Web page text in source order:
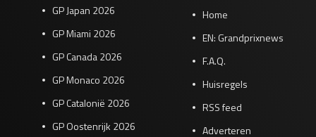
GP Japan 2026
GP Miami 2026
GP Canada 2026
GP Monaco 2026
GP Catalonië 2026
GP Oostenrijk 2026
Home
EN: Grandprixnews
F.A.Q.
Huisregels
RSS feed
Adverteren